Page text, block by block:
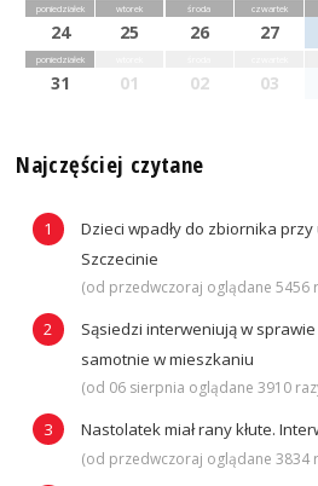
poniedziałek
24
wtorek
25
środa
26
czwartek
27
poniedziałek
31 01 02 03
Najczęściej czytane
Dzieci wpadły do zbiornika
Szczecinie
(od przedwczoraj oglądane 5456
Sąsiedzi interweniują w
samotnie w mieszkaniu
(od 06 sierpnia oglądane 3910
Nastolatek miał rany kłute.
(od przedwczoraj oglądane 3834